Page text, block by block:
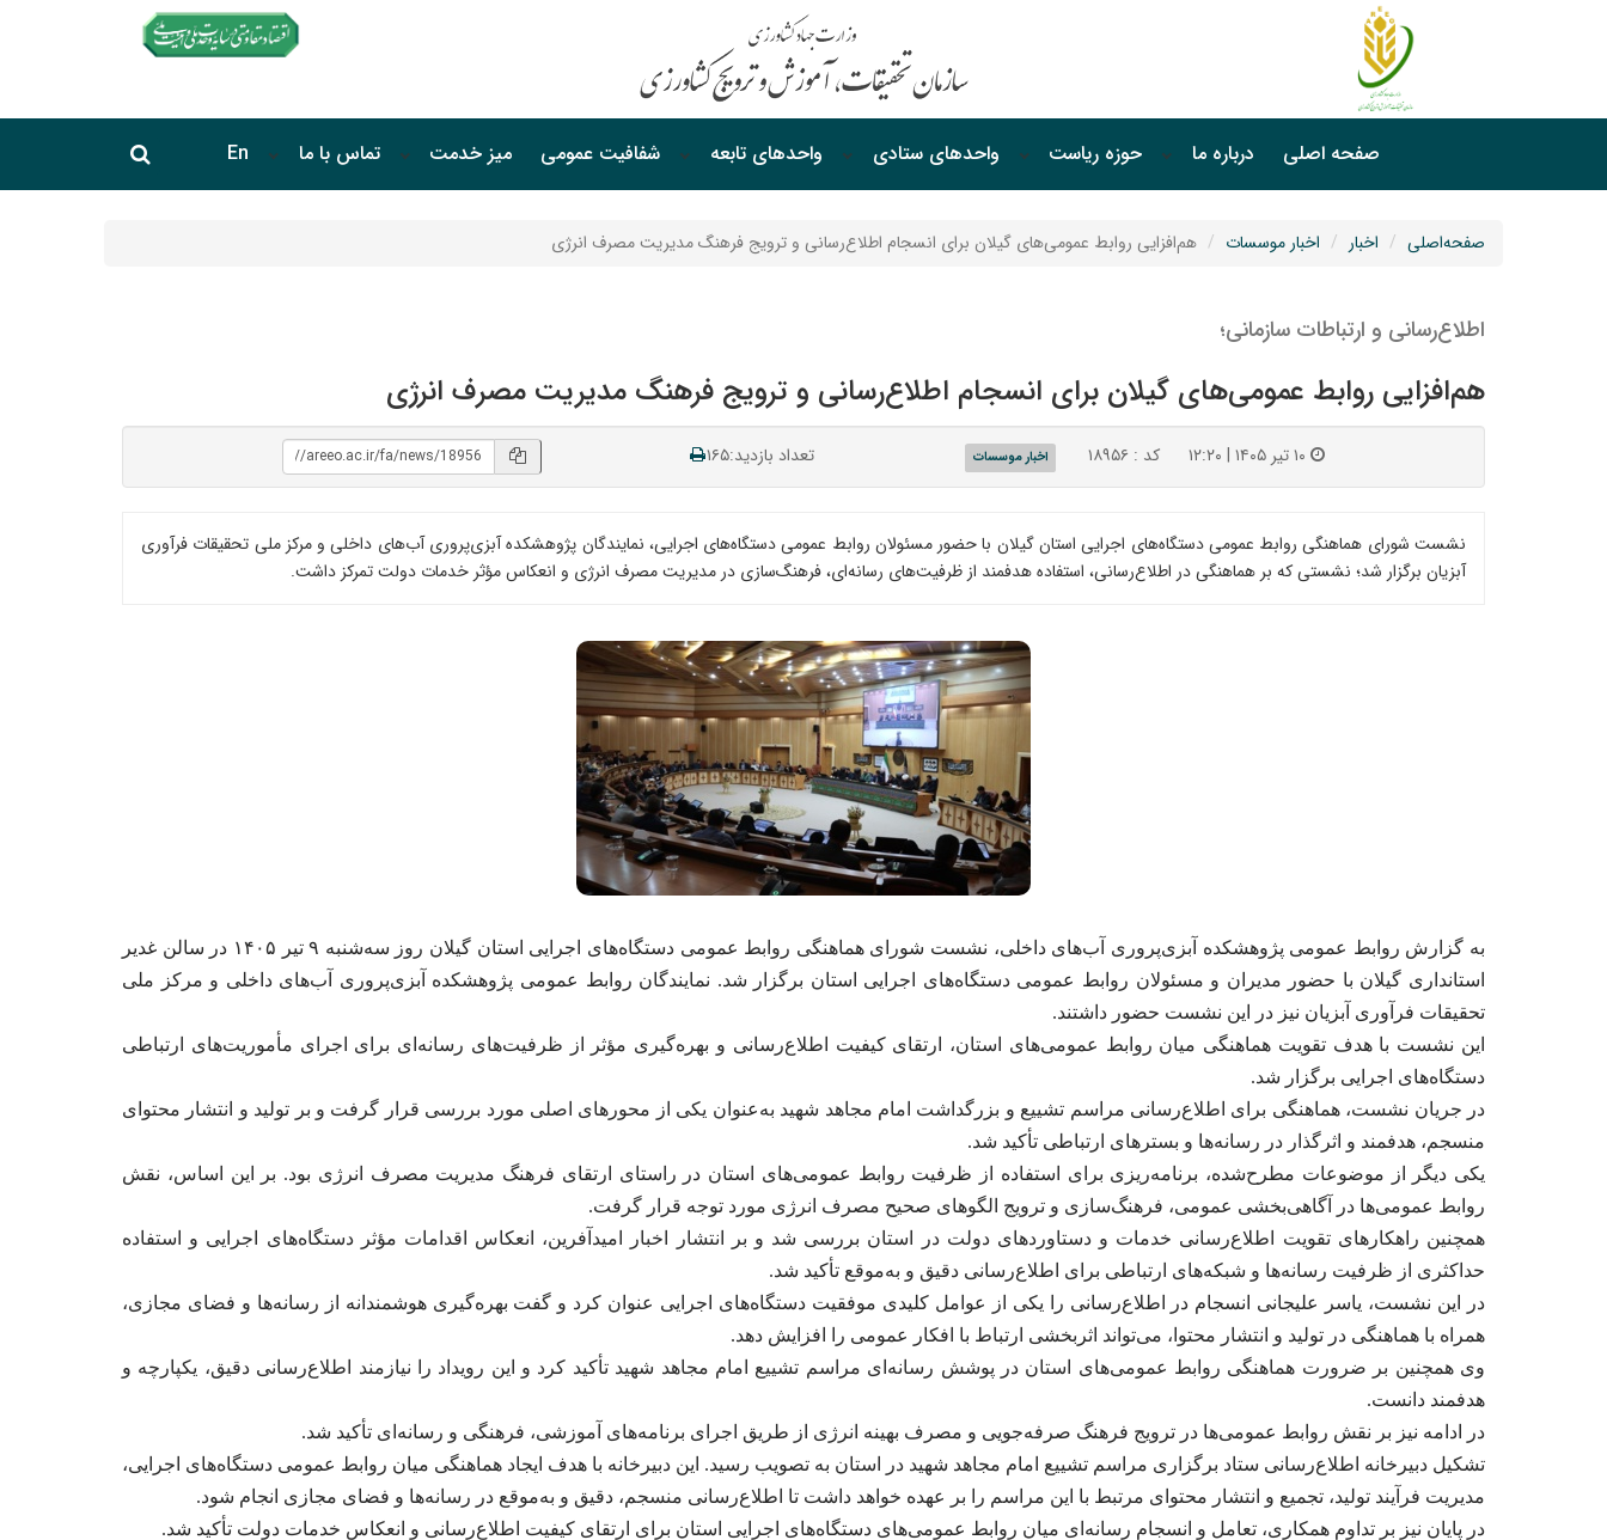
صفحه اصلی درباره ما حوزه ریاست واحدهای ستادی واحدهای‌ تابعه شفافیت‌ عمومی میز خدمت تماس با ما En جستجو
صفحه‌اصلی اخبار اخبار موسسات هم‌افزایی روابط عمومی‌های گیلان برای انسجام اطلاع‌رسانی و ترویج فرهنگ مدیریت مصرف انرژی
اطلاع‌رسانی و ارتباطات سازمانی؛
هم‌افزایی روابط عمومی‌های گیلان برای انسجام اطلاع‌رسانی و ترویج فرهنگ مدیریت مصرف انرژی
کد : ۱۸۹۵۶ اخبار موسسات تعداد بازدید:۱۶۵
نشست شورای هماهنگی روابط عمومی دستگاه‌های اجرایی استان گیلان با حضور مسئولان روابط عمومی دستگاه‌های اجرایی، نمایندگان پژوهشکده آبزی‌پروری آب‌های داخلی و مرکز ملی تحقیقات فرآوری
آبزیان برگزار شد؛ نشستی که بر هماهنگی در اطلاع‌رسانی، استفاده هدفمند از ظرفیت‌های رسانه‌ای، فرهنگ‌سازی در مدیریت مصرف انرژی و انعکاس مؤثر خدمات دولت تمرکز داشت.
به گزارش روابط عمومی پژوهشکده آبزی‌پروری آب‌های داخلی، نشست شورای هماهنگی روابط عمومی دستگاه‌های اجرایی استان گیلان روز سه‌شنبه ۹ تیر ۱۴۰۵ در سالن غدیر
استانداری گیلان با حضور مدیران و مسئولان روابط عمومی دستگاه‌های اجرایی استان برگزار شد. نمایندگان روابط عمومی پژوهشکده آبزی‌پروری آب‌های داخلی و مرکز ملی
تحقیقات فرآوری آبزیان نیز در این نشست حضور داشتند.
این نشست با هدف تقویت هماهنگی میان روابط عمومی‌های استان، ارتقای کیفیت اطلاع‌رسانی و بهره‌گیری مؤثر از ظرفیت‌های رسانه‌ای برای اجرای مأموریت‌های ارتباطی
دستگاه‌های اجرایی برگزار شد.
در جریان نشست، هماهنگی برای اطلاع‌رسانی مراسم تشییع و بزرگداشت امام مجاهد شهید به‌عنوان یکی از محورهای اصلی مورد بررسی قرار گرفت و بر تولید و انتشار محتوای
منسجم، هدفمند و اثرگذار در رسانه‌ها و بسترهای ارتباطی تأکید شد.
یکی دیگر از موضوعات مطرح‌شده، برنامه‌ریزی برای استفاده از ظرفیت روابط عمومی‌های استان در راستای ارتقای فرهنگ مدیریت مصرف انرژی بود. بر این اساس، نقش
روابط عمومی‌ها در آگاهی‌بخشی عمومی، فرهنگ‌سازی و ترویج الگوهای صحیح مصرف انرژی مورد توجه قرار گرفت.
همچنین راهکارهای تقویت اطلاع‌رسانی خدمات و دستاوردهای دولت در استان بررسی شد و بر انتشار اخبار امیدآفرین، انعکاس اقدامات مؤثر دستگاه‌های اجرایی و استفاده
حداکثری از ظرفیت رسانه‌ها و شبکه‌های ارتباطی برای اطلاع‌رسانی دقیق و به‌موقع تأکید شد.
در این نشست، یاسر علیجانی انسجام در اطلاع‌رسانی را یکی از عوامل کلیدی موفقیت دستگاه‌های اجرایی عنوان کرد و گفت بهره‌گیری هوشمندانه از رسانه‌ها و فضای مجازی،
همراه با هماهنگی در تولید و انتشار محتوا، می‌تواند اثربخشی ارتباط با افکار عمومی را افزایش دهد.
وی همچنین بر ضرورت هماهنگی روابط عمومی‌های استان در پوشش رسانه‌ای مراسم تشییع امام مجاهد شهید تأکید کرد و این رویداد را نیازمند اطلاع‌رسانی دقیق، یکپارچه و
هدفمند دانست.
در ادامه نیز بر نقش روابط عمومی‌ها در ترویج فرهنگ صرفه‌جویی و مصرف بهینه انرژی از طریق اجرای برنامه‌های آموزشی، فرهنگی و رسانه‌ای تأکید شد.
تشکیل دبیرخانه اطلاع‌رسانی ستاد برگزاری مراسم تشییع امام مجاهد شهید در استان به تصویب رسید. این دبیرخانه با هدف ایجاد هماهنگی میان روابط عمومی دستگاه‌های اجرایی،
مدیریت فرآیند تولید، تجمیع و انتشار محتوای مرتبط با این مراسم را بر عهده خواهد داشت تا اطلاع‌رسانی منسجم، دقیق و به‌موقع در رسانه‌ها و فضای مجازی انجام شود.
در پایان نیز بر تداوم همکاری، تعامل و انسجام رسانه‌ای میان روابط عمومی‌های دستگاه‌های اجرایی استان برای ارتقای کیفیت اطلاع‌رسانی و انعکاس خدمات دولت تأکید شد.